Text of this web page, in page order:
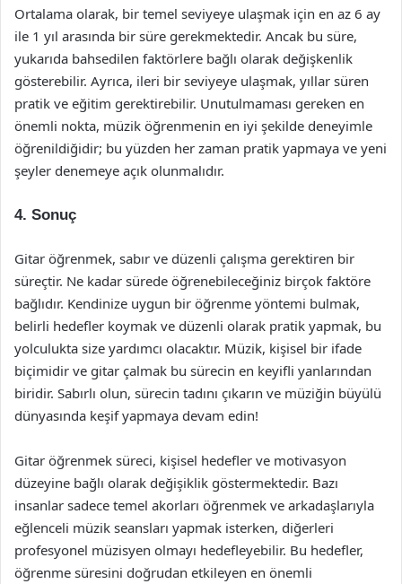
Ortalama olarak, bir temel seviyeye ulaşmak için en az 6 ay
ile 1 yıl arasında bir süre gerekmektedir. Ancak bu süre,
yukarıda bahsedilen faktörlere bağlı olarak değişkenlik
gösterebilir. Ayrıca, ileri bir seviyeye ulaşmak, yıllar süren
pratik ve eğitim gerektirebilir. Unutulmaması gereken en
önemli nokta, müzik öğrenmenin en iyi şekilde deneyimle
öğrenildiğidir; bu yüzden her zaman pratik yapmaya ve yeni
şeyler denemeye açık olunmalıdır.
4. Sonuç
Gitar öğrenmek, sabır ve düzenli çalışma gerektiren bir
süreçtir. Ne kadar sürede öğrenebileceğiniz birçok faktöre
bağlıdır. Kendinize uygun bir öğrenme yöntemi bulmak,
belirli hedefler koymak ve düzenli olarak pratik yapmak, bu
yolculukta size yardımcı olacaktır. Müzik, kişisel bir ifade
biçimidir ve gitar çalmak bu sürecin en keyifli yanlarından
biridir. Sabırlı olun, sürecin tadını çıkarın ve müziğin büyülü
dünyasında keşif yapmaya devam edin!
Gitar öğrenmek süreci, kişisel hedefler ve motivasyon
düzeyine bağlı olarak değişiklik göstermektedir. Bazı
insanlar sadece temel akorları öğrenmek ve arkadaşlarıyla
eğlenceli müzik seansları yapmak isterken, diğerleri
profesyonel müzisyen olmayı hedefleyebilir. Bu hedefler,
öğrenme süresini doğrudan etkileyen en önemli